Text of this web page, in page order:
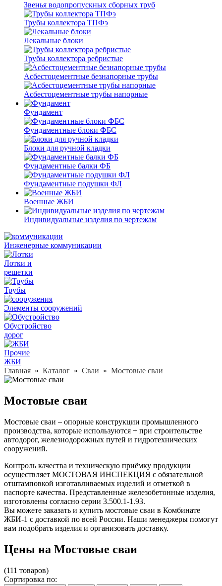
Звенья водопропускных сборных труб
Трубы коллектора ТПФэ
Лекальные блоки
Трубы коллектора ребристые
Асбестоцементные безнапорные трубы
Асбестоцементные трубы напорные
Фундамент
Фундаментные блоки ФБС
Блоки для ручной кладки
Фундаментные балки ФБ
Фундаментные подушки ФЛ
Военные ЖБИ
Индивидуальные изделия по чертежам
Инженерные коммуникации
Лотки и
решетки
Трубы
Элементы сооружений
Обустройство
дорог
Прочие
ЖБИ
Главная » Каталог » Сваи » Мостовые сваи
Мостовые сваи
Мостовые сваи – опорные конструкции промышленного
производства, которые используются + при строительстве
автодорог, железнодорожных путей и гидротехнических
сооружений.
Контроль качества и техническую приёмку продукции
осуществляет МОСТОВАЯ ИНСПЕКЦИЯ с обязательной
отштамповкой изготавливаемых изделий и отметкой в
паспорте качества. Представленные железобетонные изделия,
изготовлены согласно серии 3.500.1-1.93.
Вы можете заказать и купить мостовые сваи в Комбинате
ЖБИ-1 с доставкой по всей России. Наши менеджеры помогут
вам подобрать изделия и организовать доставку.
Цены на Мостовые сваи
(111 товаров)
Сортировка по: